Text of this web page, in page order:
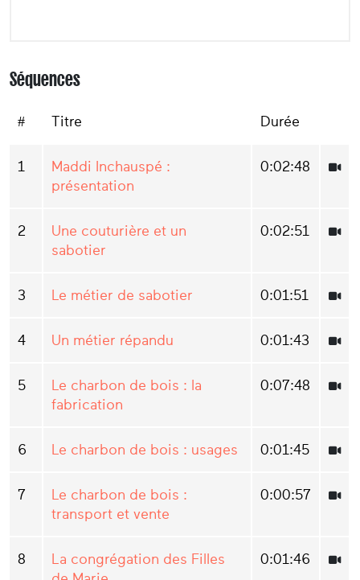
Séquences
# Titre Durée
1
Maddi Inchauspé :
présentation
0:02:48
2
Une couturière et un
sabotier
0:02:51
3 Le métier de sabotier 0:01:51
4 Un métier répandu 0:01:43
5
Le charbon de bois : la
fabrication
0:07:48
6 Le charbon de bois : usages 0:01:45
7
Le charbon de bois :
transport et vente
0:00:57
8
La congrégation des Filles
0:01:46